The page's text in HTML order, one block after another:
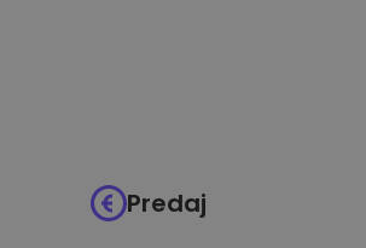
Predaj